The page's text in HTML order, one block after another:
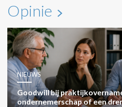
Opinie
NIEUWS
Goodwill bij
ondernemerschap of een